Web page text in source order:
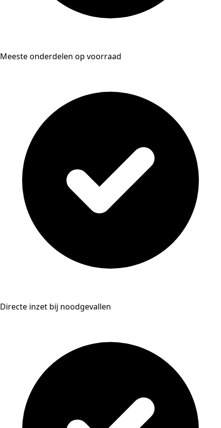
Meeste onderdelen op voorraad
Directe inzet bij noodgevallen